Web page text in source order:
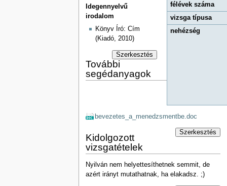
félévek száma
vizsga típusa
nehézség
Idegennyelvű
irodalom
Könyv Író: Cím
(Kiadó, 2010)
Szerkesztés
További
segédanyagok
bevezetes_a_menedzsmentbe.doc
Szerkesztés
Kidolgozott
vizsgatételek
Nyilván nem helyettesíthetnek semmit, de
azért irányt mutathatnak, ha elakadsz. ;)